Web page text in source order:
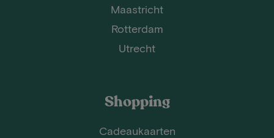
Maastricht
Rotterdam
Utrecht
Shopping
Cadeaukaarten